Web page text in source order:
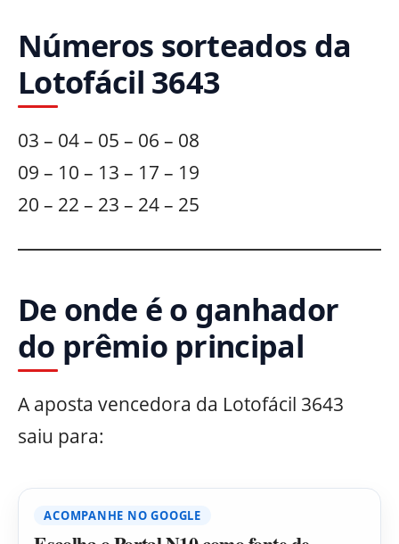
Números sorteados da
Lotofácil 3643
03 – 04 – 05 – 06 – 08
09 – 10 – 13 – 17 – 19
20 – 22 – 23 – 24 – 25
De onde é o ganhador
do prêmio principal
A aposta vencedora da Lotofácil 3643
saiu para:
ACOMPANHE NO GOOGLE